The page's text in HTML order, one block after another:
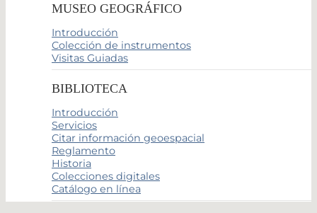
MUSEO GEOGRÁFICO
Introducción
Colección de instrumentos
Visitas Guiadas
BIBLIOTECA
Introducción
Servicios
Citar información geoespacial
Reglamento
Historia
Colecciones digitales
Catálogo en línea